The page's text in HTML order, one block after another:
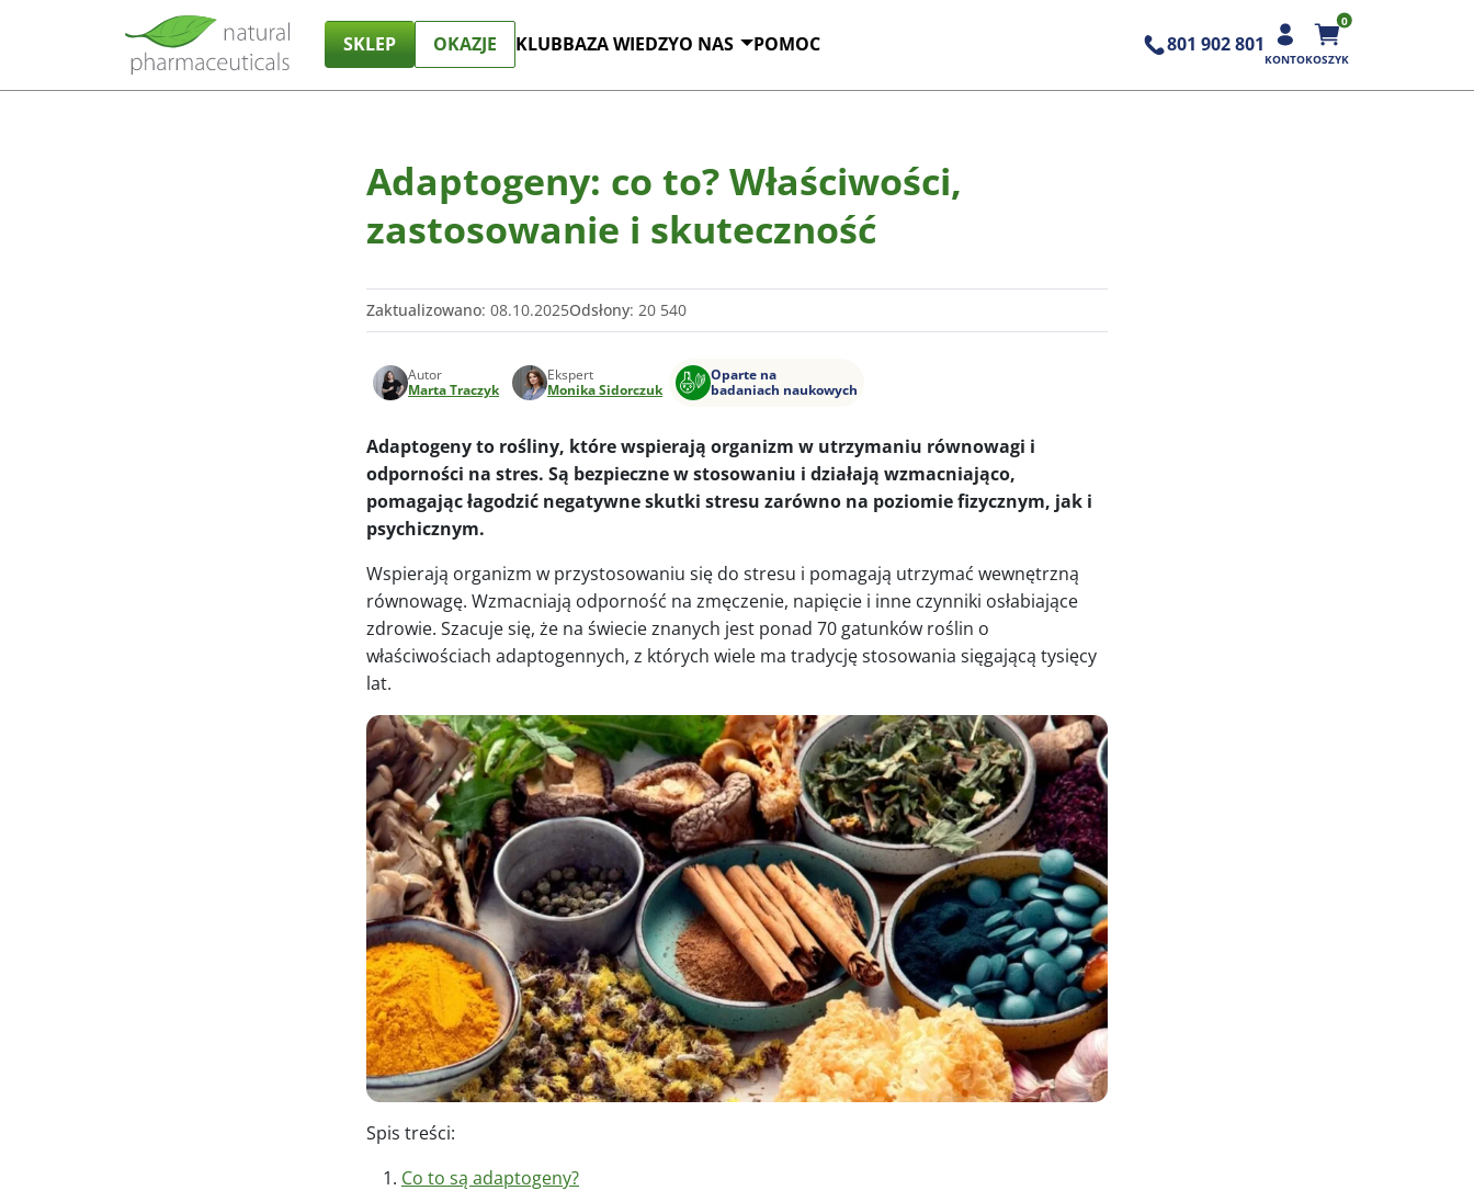
SKLEP OKAZJE KLUBBAZA WIEDZYO NAS POMOC 801 902 801
KONTO
0
KOSZYK
Adaptogeny: co to? Właściwości,
zastosowanie i skuteczność
Zaktualizowano: 08.10.2025Odsłony: 20 540
Autor
Marta Traczyk
Ekspert
Monika Sidorczuk
Oparte na
badaniach naukowych
Adaptogeny to rośliny, które wspierają organizm w utrzymaniu równowagi i
odporności na stres. Są bezpieczne w stosowaniu i działają wzmacniająco,
pomagając łagodzić negatywne skutki stresu zarówno na poziomie fizycznym, jak i
psychicznym.
Wspierają organizm w przystosowaniu się do stresu i pomagają utrzymać wewnętrzną
równowagę. Wzmacniają odporność na zmęczenie, napięcie i inne czynniki osłabiające
zdrowie. Szacuje się, że na świecie znanych jest ponad 70 gatunków roślin o
właściwościach adaptogennych, z których wiele ma tradycję stosowania sięgającą tysięcy
lat.
Spis treści:
Co to są adaptogeny?